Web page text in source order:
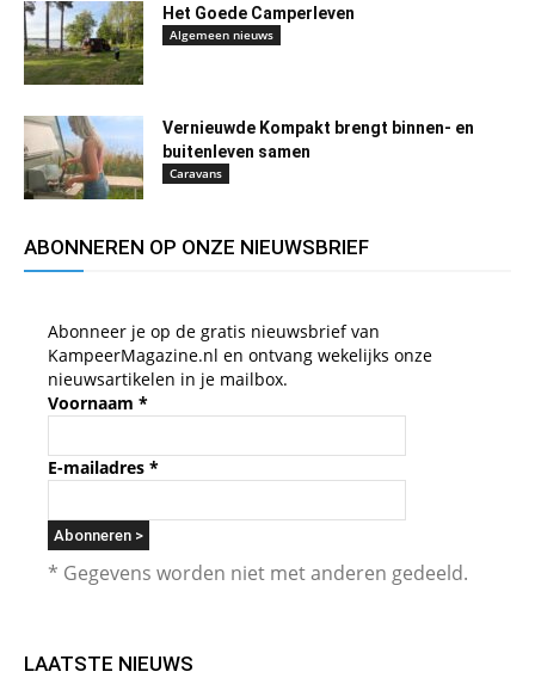
Het Goede Camperleven
Algemeen nieuws
Vernieuwde Kompakt brengt binnen- en
buitenleven samen
Caravans
ABONNEREN OP ONZE NIEUWSBRIEF
Abonneer je op de gratis nieuwsbrief van
KampeerMagazine.nl en ontvang wekelijks onze
nieuwsartikelen in je mailbox.
Voornaam *
E-mailadres *
* Gegevens worden niet met anderen gedeeld.
LAATSTE NIEUWS